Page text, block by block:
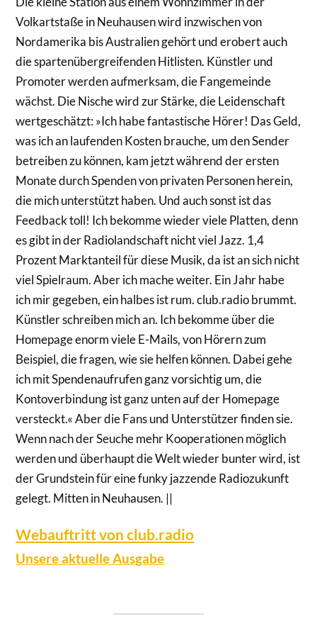
Volkartstaße in Neuhausen wird inzwischen von
Nordamerika bis Australien gehört und erobert auch
die spartenübergreifenden Hitlisten. Künstler und
Promoter werden aufmerksam, die Fangemeinde
wächst. Die Nische wird zur Stärke, die Leidenschaft
wertgeschätzt: »Ich habe fantastische Hörer! Das Geld,
was ich an laufenden Kosten brauche, um den Sender
betreiben zu können, kam jetzt während der ersten
Monate durch Spenden von privaten Personen herein,
die mich unterstützt haben. Und auch sonst ist das
Feedback toll! Ich bekomme wieder viele Platten, denn
es gibt in der Radiolandschaft nicht viel Jazz. 1,4
Prozent Marktanteil für diese Musik, da ist an sich nicht
viel Spielraum. Aber ich mache weiter. Ein Jahr habe
ich mir gegeben, ein halbes ist rum. club.radio brummt.
Künstler schreiben mich an. Ich bekomme über die
Homepage enorm viele E-­Mails, von Hörern zum
Beispiel, die fragen, wie sie helfen können. Dabei gehe
ich mit Spendenaufrufen ganz vorsichtig um, die
Kontoverbindung ist ganz unten auf der Homepage
versteckt.« Aber die Fans und Unterstützer finden sie.
Wenn nach der Seuche mehr Kooperationen möglich
werden und überhaupt die Welt wieder bunter wird, ist
der Grundstein für eine funky jazzende Radiozukunft
gelegt. Mitten in Neuhausen. ||
Webauftritt von club.radio
Unsere aktuelle Ausgabe